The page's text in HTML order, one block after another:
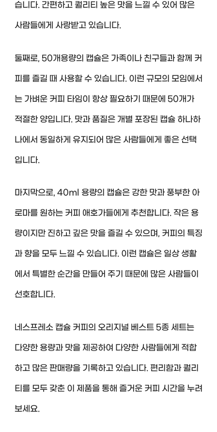
습니다. 간편하고 퀄리티 높은 맛을 느낄 수 있어 많은
사람들에게 사랑받고 있습니다.
둘째로, 50개용량의 캡슐은 가족이나 친구들과 함께 커
피를 즐길 때 사용할 수 있습니다. 이런 규모의 모임에서
는 가벼운 커피 타임이 항상 필요하기 때문에 50개가
적절한 양입니다. 맛과 품질은 개별 포장된 캡슐 하나하
나에서 동일하게 유지되어 많은 사람들에게 좋은 선택
입니다.
마지막으로, 40ml 용량의 캡슐은 강한 맛과 풍부한 아
로마를 원하는 커피 애호가들에게 추천합니다. 작은 용
량이지만 진하고 깊은 맛을 즐길 수 있으며, 커피의 특징
과 향을 모두 느낄 수 있습니다. 이런 캡슐은 일상 생활
에서 특별한 순간을 만들어 주기 때문에 많은 사람들이
선호합니다.
네스프레소 캡슐 커피의 오리지널 베스트 5종 세트는
다양한 용량과 맛을 제공하여 다양한 사람들에게 적합
하고 많은 판매량을 기록하고 있습니다. 편리함과 퀄리
티를 모두 갖춘 이 제품을 통해 즐거운 커피 시간을 누려
보세요.